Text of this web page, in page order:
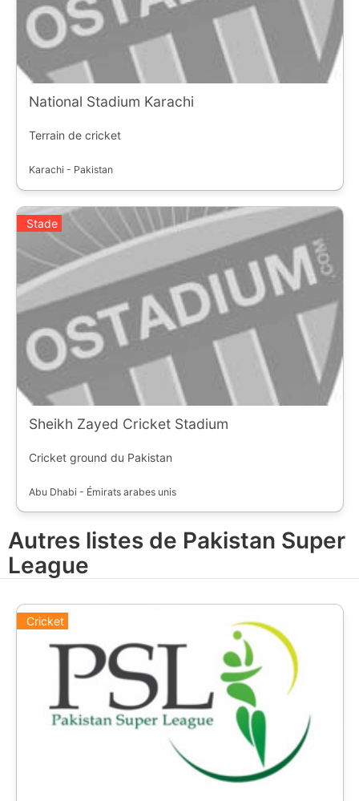
National Stadium Karachi
Terrain de cricket
Karachi - Pakistan
Stade
Sheikh Zayed Cricket Stadium
Cricket ground du Pakistan
Abu Dhabi - Émirats arabes unis
Autres listes de Pakistan Super
League
Cricket